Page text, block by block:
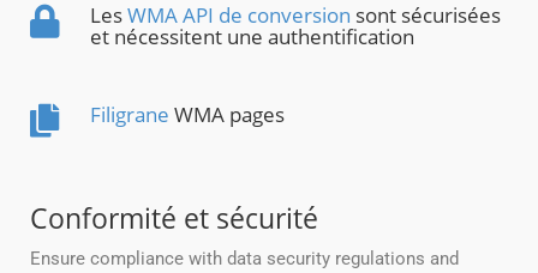
LesWMA API de conversion sont sécurisées
et nécessitent une authentification
Filigrane WMA pages
Conformité et sécurité
Ensure compliance with data security regulations and